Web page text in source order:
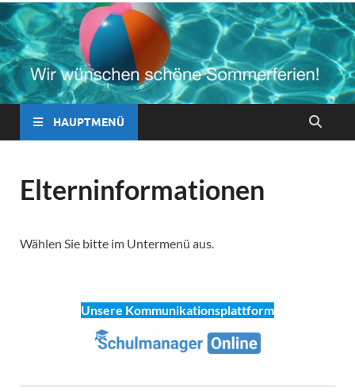
HAUPTMENÜ
Elterninformationen
Wählen Sie bitte im Untermenü aus.
Unsere Kommunikationsplattform